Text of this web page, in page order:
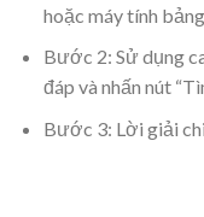
hoặc máy tính bảng.
Bước 2: Sử dụng
đáp và nhấn nút
Bước 3: Lời giải